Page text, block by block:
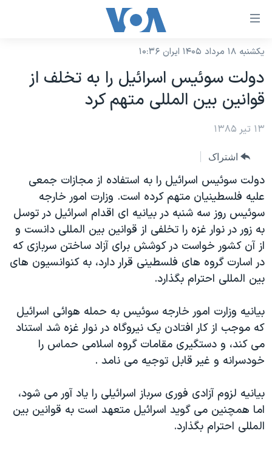
لینکهای
دسترسی
جهش
به
محتوای
اصلی
جهش
صفحه
اصلی
جهش
به
جستجو
نسخه سبک وب‌سایت
موضوع ها
ایران
آمریکا
ورزشی
گزیده‌ها
ویژه برنامه‌ها
ویدیوها
فرهنگ و زندگی
حقوق شهروندی
اقتصادی
علم و فناوری
گالری عکس
آرشیو پخش زنده
برنامه های تلویزیونی
جدول برنامه ها
صفحه‌های ویژه
جام جهانی ۲۰۲۶
عملیات خشم حماسی
۲۵۰سالگی آمریکا
بایگانی برنامه‌های تلویزیونی
مستندها
انتخابات ریاست جمهوری آمریکا ۲۰۲۴
حمله جمهوری اسلامی به اسرائیل
رمز مهسا
اعتراضات زن، زندگی، آزادی
مجموعه مستندهای دادخواهی
تریبونال مردمی آبان ۹۸
فرکانس‌های صدای آمریکا
پخش رادیویی
یادگیری زبان انگلیسی
دنبال کنید
زبانهای مختلف
یکشنبه ۱۸ مرداد ۱۴۰۵ ایران ۱۰:۳۶
دولت سوئيس اسرائيل را به تخلف از
قوانين بين المللی متهم کرد
۱۳ تیر ۱۳۸۵
اشتراک
دولت سوئیس اسرائیل را به استفاده از مجازات جمعی
علیه فلسطینیان متهم کرده است. وزارت امور خارجه
سوئیس روز سه شنبه در بیانیه ای اقدام اسرائیل در توسل
به زور در نوار غزه را تخلفی از قوانین بین المللی دانست و
از آن کشور خواست در کوشش برای آزاد ساختن سربازی که
در اسارت گروه های فلسطینی قرار دارد، به کنوانسیون های
بین المللی احترام بگذارد.
بیانیه وزارت امور خارجه سوئیس به حمله هوائی اسرائیل
که موجب از کار افتادن یک نیروگاه در نوار غزه شد استناد
می کند، و دستگیری مقامات گروه اسلامی حماس را
خودسرانه و غیر قابل توجیه می نامد .
بیانیه لزوم آزادی فوری سرباز اسرائیلی را یاد آور می شود،
اما همچنین می گوید اسرائیل متعهد است به قوانین بین
المللی احترام بگذارد.